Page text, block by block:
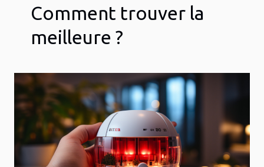
Comment trouver la
meilleure ?